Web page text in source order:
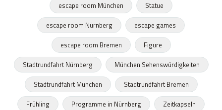
escape room München
Statue
escape room Nürnberg
escape games
escape room Bremen
Figure
Stadtrundfahrt Nürnberg
München Sehenswürdigkeiten
Stadtrundfahrt München
Stadtrundfahrt Bremen
Frühling
Programme in Nürnberg
Zeitkapseln